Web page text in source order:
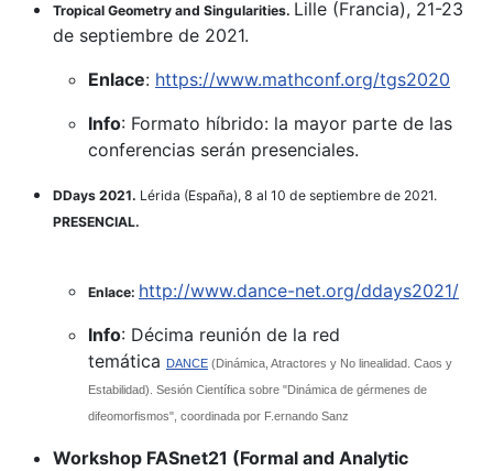
Tropical Geometry and Singularities. Lille (Francia), 21-23
de septiembre de 2021.
Enlace: https://www.mathconf.org/tgs2020
Info: Formato híbrido: la mayor parte de las
conferencias serán presenciales.
DDays 2021. Lérida (España), 8 al 10 de septiembre de 2021.
PRESENCIAL.
Enlace: http://www.dance-net.org/ddays2021/
Info: Décima reunión de la red
temática
DANCE (Dinámica, Atractores y No linealidad. Caos y
Estabilidad). Sesión Científica sobre "Dinámica de gérmenes de
difeomorfismos", coordinada por F.ernando Sanz
Workshop FASnet21 (Formal and Analytic